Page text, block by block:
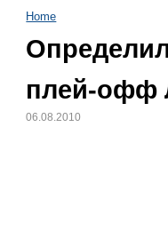
Home
плей-офф
06.08.2010